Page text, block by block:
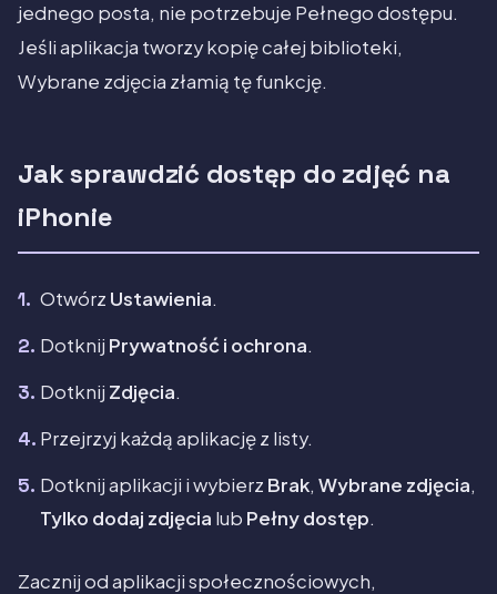
jednego posta, nie potrzebuje Pełnego dostępu.
Jeśli aplikacja tworzy kopię całej biblioteki,
Wybrane zdjęcia złamią tę funkcję.
Jak sprawdzić dostęp do zdjęć na
iPhonie
Otwórz Ustawienia.
Dotknij Prywatność i ochrona.
Dotknij Zdjęcia.
Przejrzyj każdą aplikację z listy.
Dotknij aplikacji i wybierz Brak, Wybrane zdjęcia,
Tylko dodaj zdjęcia lub Pełny dostęp.
Zacznij od aplikacji społecznościowych,